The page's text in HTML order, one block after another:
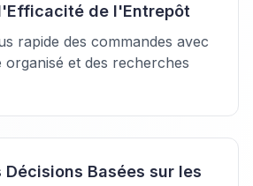
de l'Entrepôt
rapide des commandes avec
organisé et des recherches
Décisions Basées sur les